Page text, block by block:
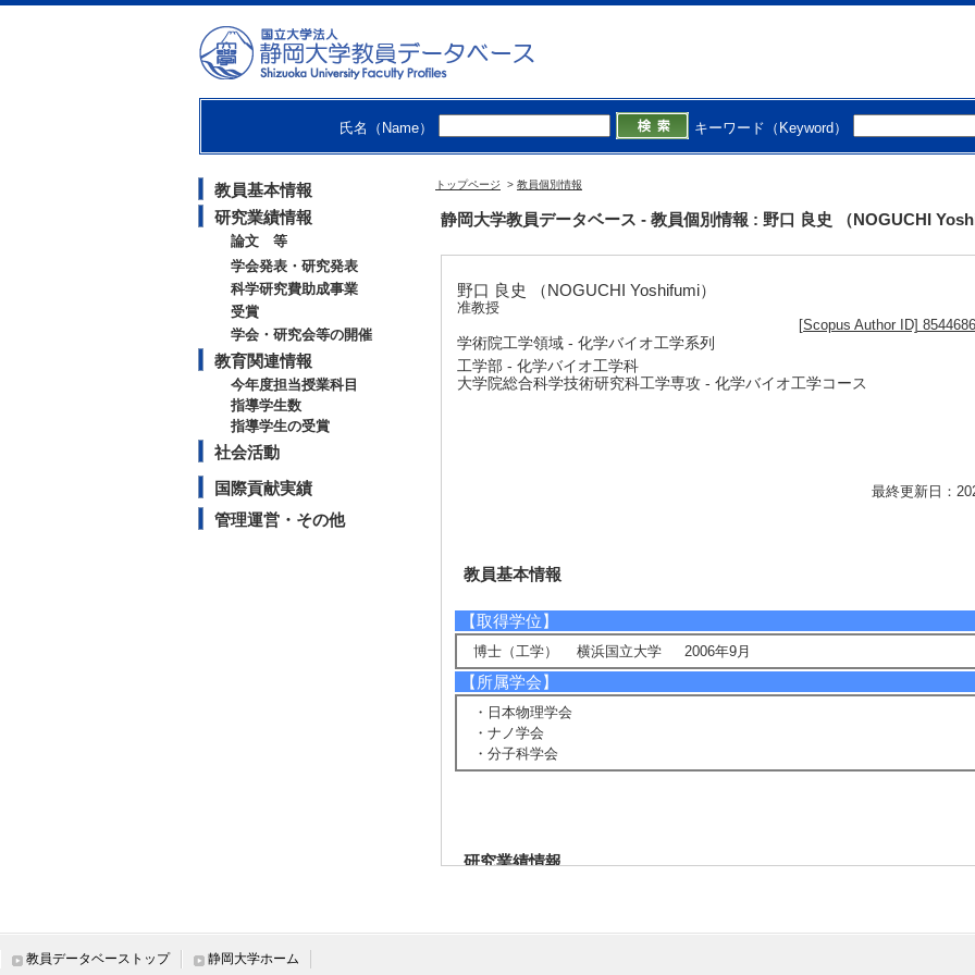
氏名（Name） キーワード（Keyword）
教員基本情報
研究業績情報
論文 等
学会発表・研究発表
科学研究費助成事業
受賞
学会・研究会等の開催
教育関連情報
今年度担当授業科目
指導学生数
指導学生の受賞
社会活動
国際貢献実績
管理運営・その他
トップページ > 教員個別情報
静岡大学教員データベース - 教員個別情報 : 野口 良史 （NOGUCHI
野口 良史 （NOGUCHI Yoshifumi）
准教授
[Scopus Author ID]
学術院工学領域 - 化学バイオ工学系列
工学部 - 化学バイオ工学科
大学院総合科学技術研究科工学専攻 - 化学バイオ工学コース
最終更新日：
教員基本情報
【取得学位】
博士（工学） 横浜国立大学 2006年9月
【所属学会】
・日本物理学会
・ナノ学会
・分子科学会
研究業績情報
[1]. First-principles self-interaction free GWΓ simulations for first ionization
教員データベーストップ 静岡大学ホーム